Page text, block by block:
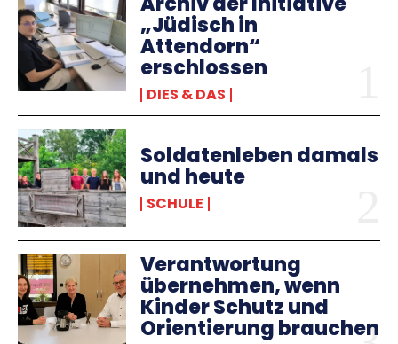
„Jüdisch in
Attendorn“
erschlossen
DIES & DAS
Soldatenleben damals
und heute
SCHULE
Verantwortung
übernehmen, wenn
Kinder Schutz und
Orientierung brauchen